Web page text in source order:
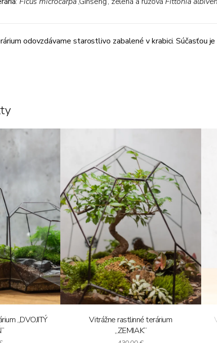
odovzdávame starostlivo zabalené v krabici. Súčasťou
„DVOJITÝ
Vitrážne rastlinné terárium
„ZEMIAK“